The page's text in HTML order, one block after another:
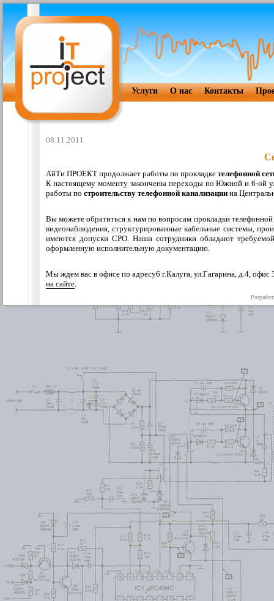
Услуги О нас Контакты
08.11.2011
АйТи ПРОЕКТ продолжает работы по прокладке телефонной
К настоящему моменту закончены переходы по Южной и 6-ой
работы по строительству телефонной канализациина
Вы можете обратиться к нам по вопросам прокладки
видеонаблюдения, структурированные кабельные системы,
имеются допуски СРО. Наши сотрудники обладают
оформленную исполнительную документацию.
Мы ждем вас в офисе по адресу6 г.Калуга, ул.Гагарина, д.4,
на сайте.